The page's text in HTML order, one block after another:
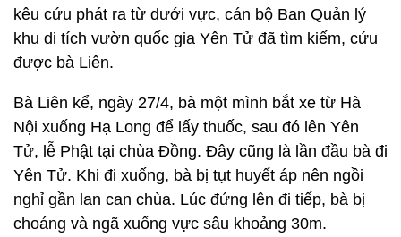
kêu cứu phát ra từ dưới vực, cán bộ Ban Quản lý
khu di tích vườn quốc gia Yên Tử đã tìm kiếm, cứu
được bà Liên.
Bà Liên kể, ngày 27/4, bà một mình bắt xe từ Hà
Nội xuống Hạ Long để lấy thuốc, sau đó lên Yên
Tử, lễ Phật tại chùa Đồng. Đây cũng là lần đầu bà đi
Yên Tử. Khi đi xuống, bà bị tụt huyết áp nên ngồi
nghỉ gần lan can chùa. Lúc đứng lên đi tiếp, bà bị
choáng và ngã xuống vực sâu khoảng 30m.